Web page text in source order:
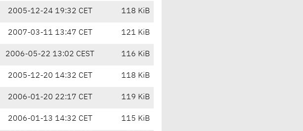
2005-12-24 19:32 CET 118 KiB
2007-03-11 13:47 CET 121 KiB
2006-05-22 13:02 CEST 116 KiB
2005-12-20 14:32 CET 118 KiB
2006-01-20 22:17 CET 119 KiB
2006-01-13 14:32 CET 115 KiB